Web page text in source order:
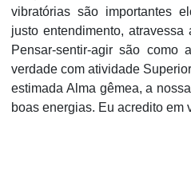
vibratórias são importantes
justo entendimento,
Pensar-sentir-agir são como
verdade com atividade
estimada Alma gêmea, a
boas energias. Eu acredito em